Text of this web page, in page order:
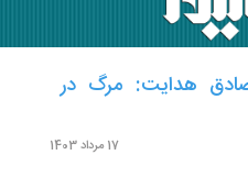
هدایت: مرگ در